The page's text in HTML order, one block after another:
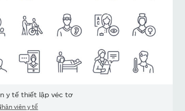
y tế thiết lập véc tơ
viên y tế